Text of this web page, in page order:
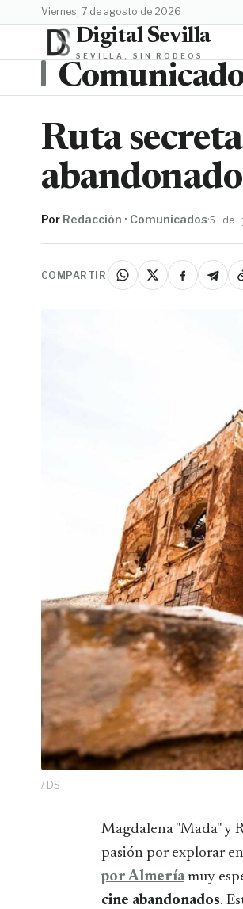
viernes, 7 de agosto de 2026
Digital Sevilla
SEVILLA, SIN RODEOS
Ruta
Por Redacción · Comunicados·5 de
COMPARTIR
/ DS
Magdalena "Mada" y Ricardo son una pareja de viajeros jienenses que han convertido su
pasión por explorar
por Almeríamuy
cine abandonados.